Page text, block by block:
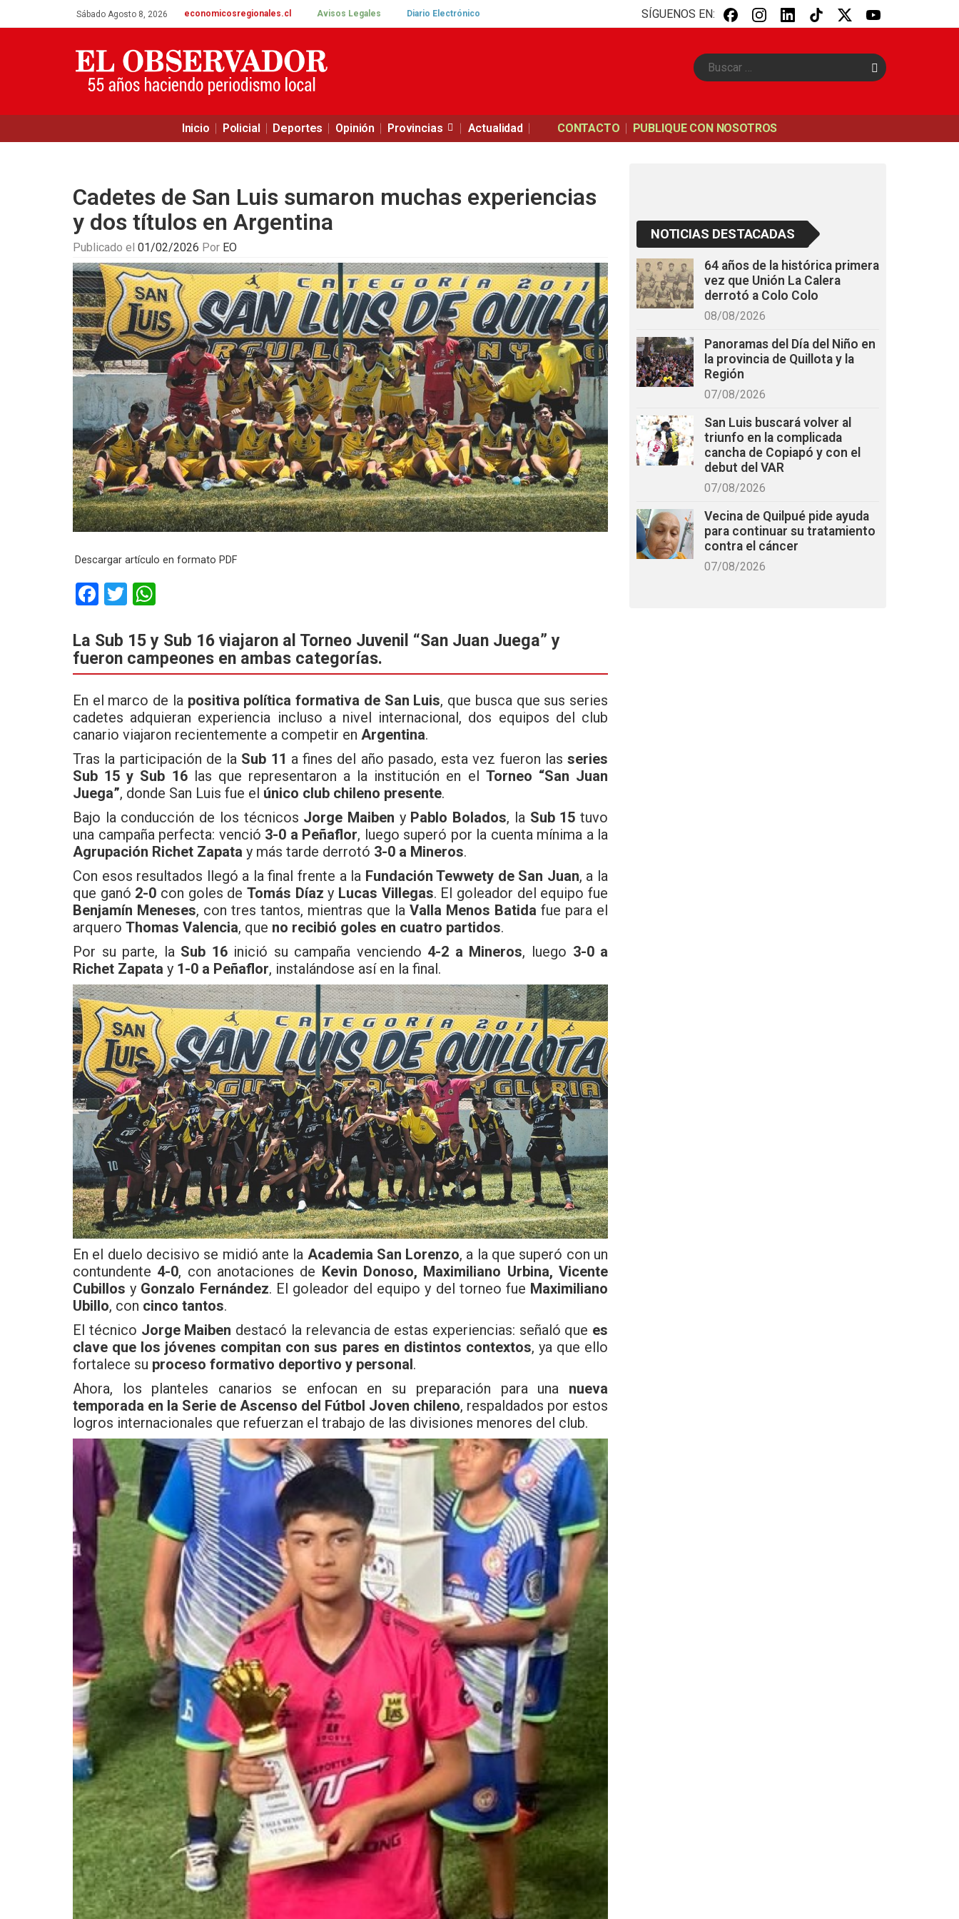
Sábado Agosto 8, 2026 economicosregionales.cl Avisos Legales Diario Electrónico SÍGUENOS EN:
B
u
Inicio Policial Deportes Opinión Provincias Actualidad CONTACTO PUBLIQUE CON NOSOTROS
Cadetes de San Luis sumaron muchas experiencias
y dos títulos en Argentina
Publicado el 01/02/2026 Por EO
Descargar artículo en formato PDF
F
ce
b
o
k
T
tt
er
at
s
p
p
La Sub 15 y Sub 16 viajaron al Torneo Juvenil “San Juan Juega” y
fueron campeones en ambas categorías.
En el marco de la positiva política formativa de San Luis, que busca que sus series
cadetes adquieran experiencia incluso a nivel internacional, dos equipos del club
canario viajaron recientemente a competir en Argentina.
Tras la participación de la Sub 11 a fines del año pasado, esta vez fueron las series
Sub 15 y Sub 16las que representaron a la institución en el Torneo “San Juan
Juega”, donde San Luis fue el único club chileno presente.
Bajo la conducción de los técnicos Jorge Maiben y Pablo Bolados, la Sub 15 tuvo
una campaña perfecta: venció 3-0 a Peñaflor, luego superó por la cuenta mínima a la
Agrupación Richet Zapata y más tarde derrotó 3-0 a Mineros.
Con esos resultados llegó a la final frente a la Fundación Tewwety de San Juan, a la
que ganó 2-0 con goles deTomás Díaz y Lucas Villegas. El goleador del equipo fue
Benjamín Meneses, con tres tantos, mientras que la Valla Menos Batida fue para el
arquero Thomas Valencia, que no recibió goles en cuatro partidos.
Por su parte, la Sub 16inició su campaña venciendo 4-2 a Mineros, luego 3-0 a
Richet Zapata y 1-0 a Peñaflor, instalándose así en la final.
En el duelo decisivo se midió ante la Academia San Lorenzo, a la que superó con un
contundente 4-0, con anotaciones de Kevin Donoso, Maximiliano Urbina, Vicente
Cubillos y Gonzalo Fernández. El goleador del equipo y del torneo fue Maximiliano
Ubillo, con cinco tantos.
El técnico Jorge Maiben destacó la relevancia de estas experiencias: señaló que es
clave que los jóvenes compitan con sus pares en distintos contextos, ya que ello
fortalece su proceso formativo deportivo y personal.
Ahora, los planteles canarios se enfocan en su preparación para una nueva
temporada en la Serie de Ascenso del Fútbol Joven chileno, respaldados por estos
logros internacionales que refuerzan el trabajo de las divisiones menores del club.
NOTICIAS DESTACADAS
64 años de la histórica primera
vez que Unión La Calera
derrotó a Colo Colo
08/08/2026
Panoramas del Día del Niño en
la provincia de Quillota y la
Región
07/08/2026
San Luis buscará volver al
triunfo en la complicada
cancha de Copiapó y con el
debut del VAR
07/08/2026
Vecina de Quilpué pide ayuda
para continuar su tratamiento
contra el cáncer
07/08/2026